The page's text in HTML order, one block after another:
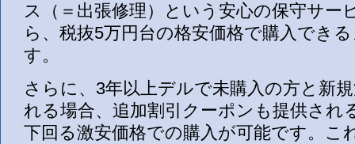
ス（＝出張修理）という安心の保守サー
ら、税抜5万円台の格安価格で購入でき
す。
さらに、3年以上デルで未購入の方と新
れる場合、追加割引クーポンも提供され
下回る激安価格での購入が可能です。こ